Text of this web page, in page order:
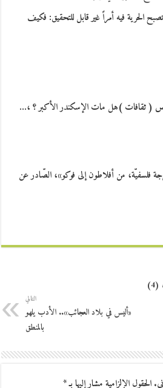
عن مجتمع تصبح الحرية فيه أمراً غير قابل للتحقيق: فكيف
( ثقافات )هل مات الإسكندر الأكبر ؟ ،…
فلسفيّة، من أفلاطون إلى فوكو»، الصّادر عن
التالي
«أليس في بلاد العجائب».. الأدب يلهو
بالمنطق
الحقول الإلزامية مشار إليها بـ*